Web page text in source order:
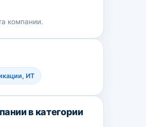
компании.
ИТ
в категории